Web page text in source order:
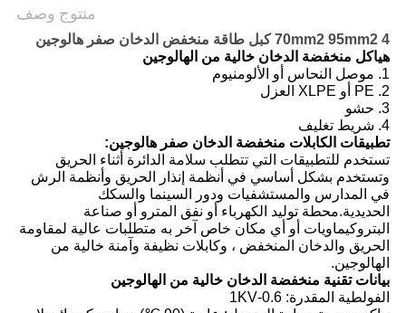
منتوج وصف
70mm2 95mm2 4 كبل طاقة منخفض الدخان صفر هالوجين
هياكل منخفضة الدخان خالية من الهالوجين
1. موصل النحاس أو الألومنيوم
2. PE أو XLPE العزل
3. حشو
4. شريط تغليف
تطبيقات الكابلات منخفضة الدخان صفر هالوجين:
تستخدم للتطبيقات التي تتطلب سلامة الدائرة أثناء الحريق
وتستخدم بشكل أساسي في أنظمة إنذار الحريق وأنظمة الرش
في المدارس والمستشفيات ودور السينما والسكك
الحديدية.محطة توليد الكهرباء أو نفق المترو أو صناعة
البتروكيماويات أو أي مكان خاص آخر به متطلبات عالية لمقاومة
الحريق والدخان المنخفض ، وكابلات نظيفة وآمنة خالية من
الهالوجين.
بيانات تقنية منخفضة الدخان خالية من الهالوجين
الفولطية المقدرة: 0.6-1KV